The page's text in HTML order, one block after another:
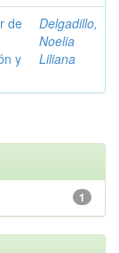
de
y
Delgadillo,
Noelia
Liliana
1